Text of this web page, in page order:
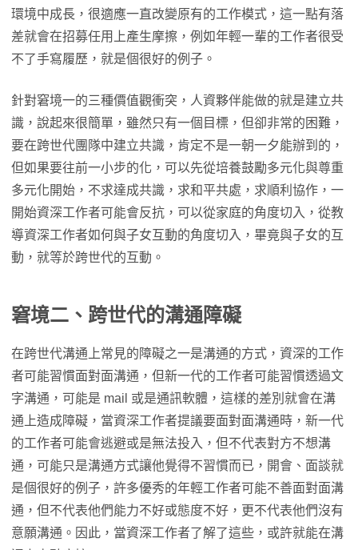
環境中成長，很適應一直改變原有的工作模式，這一點有落
差就會在招募任用上產生摩擦，例如年輕一輩的工作者很受
不了手寫履歷，就是個很好的例子。
針對窘境一的三種價值觀衝突，人資夥伴能做的就是建立共
識，說起來很簡單，雖然只有一個目標，但卻非常的困難，
要在跨世代團隊中建立共識，肯定不是一朝一夕能辦到的，
但如果要往前一小步的化，可以先從培養鼓勵多元化與尊重
多元化開始，不求達成共識，求和平共處，求順利協作，一
開始資深工作者可能會反抗，可以從家庭的角度切入，從教
導資深工作者如何與子女互動的角度切入，畢竟與子女的互
動，就等於跨世代的互動。
窘境二、跨世代的溝通障礙
在跨世代溝通上常見的障礙之一是溝通的方式，資深的工作
者可能習慣面對面溝通，但新一代的工作者可能習慣透過文
字溝通，可能是 mail 或是通訊軟體，這樣的差別就會在溝
通上造成障礙，當資深工作者提議要面對面溝通時，新一代
的工作者可能會逃避或是無法投入，但不代表對方不想溝
通，可能只是溝通方式讓他覺得不習慣而已，開會、面談就
是個很好的例子，許多優秀的年輕工作者可能不善面對面溝
通，但不代表他們能力不好或態度不好，更不代表他們沒有
意願溝通。因此，當資深工作者了解了這些，或許就能在溝